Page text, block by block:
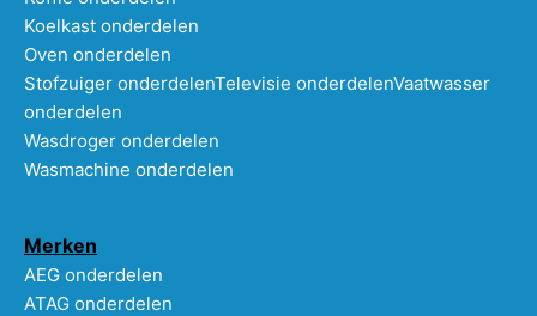
Koelkast onderdelen
Oven onderdelen
Stofzuiger onderdelenTelevisie onderdelenVaatwasser
onderdelen
Wasdroger onderdelen
Wasmachine onderdelen
Merken
AEG onderdelen
ATAG onderdelen